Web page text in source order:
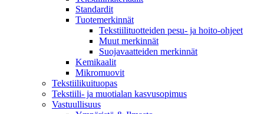
Standardit
Tuotemerkinnät
Tekstiilituotteiden pesu- ja hoito-ohjeet
Muut merkinnät
Suojavaatteiden merkinnät
Kemikaalit
Mikromuovit
Tekstiilikuitu­opas
Tekstiili- ja muotialan kasvusopimus
Vastuullisuus